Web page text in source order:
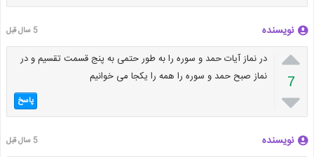
نویسنده 5 سال قبل

7

در نماز آیات حمد و سوره را به طور حتمی به پنج قسمت تقسیم و در
نماز صبح حمد و سوره را همه را یکجا می خوانیم
پاسخ
نویسنده 5 سال قبل